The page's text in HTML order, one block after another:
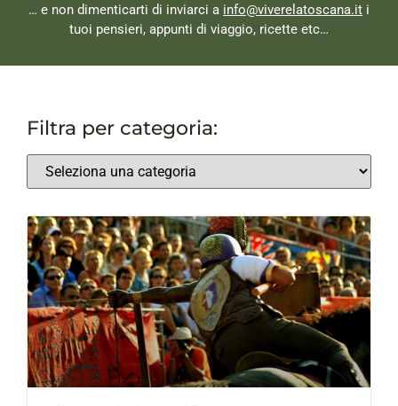
… e non dimenticarti di inviarci a info@viverelatoscana.it i
tuoi pensieri, appunti di viaggio, ricette etc…
Filtra per categoria: